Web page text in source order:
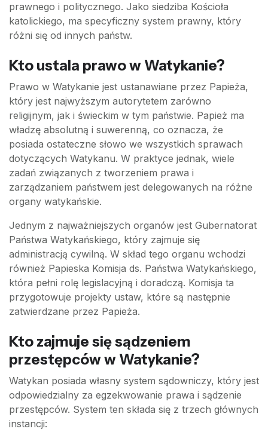
prawnego i politycznego. Jako siedziba Kościoła
katolickiego, ma specyficzny system prawny, który
różni się od innych państw.
Kto ustala prawo w Watykanie?
Prawo w Watykanie jest ustanawiane przez Papieża,
który jest najwyższym autorytetem zarówno
religijnym, jak i świeckim w tym państwie. Papież ma
władzę absolutną i suwerenną, co oznacza, że
posiada ostateczne słowo we wszystkich sprawach
dotyczących Watykanu. W praktyce jednak, wiele
zadań związanych z tworzeniem prawa i
zarządzaniem państwem jest delegowanych na różne
organy watykańskie.
Jednym z najważniejszych organów jest Gubernatorat
Państwa Watykańskiego, który zajmuje się
administracją cywilną. W skład tego organu wchodzi
również Papieska Komisja ds. Państwa Watykańskiego,
która pełni rolę legislacyjną i doradczą. Komisja ta
przygotowuje projekty ustaw, które są następnie
zatwierdzane przez Papieża.
Kto zajmuje się sądzeniem
przestępców w Watykanie?
Watykan posiada własny system sądowniczy, który jest
odpowiedzialny za egzekwowanie prawa i sądzenie
przestępców. System ten składa się z trzech głównych
instancji: